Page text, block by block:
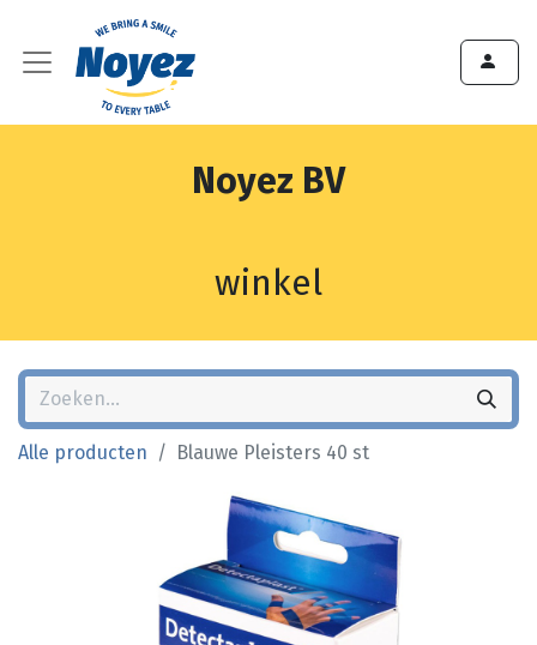
Noyez BV
winkel
Alle producten Blauwe Pleisters 40 st